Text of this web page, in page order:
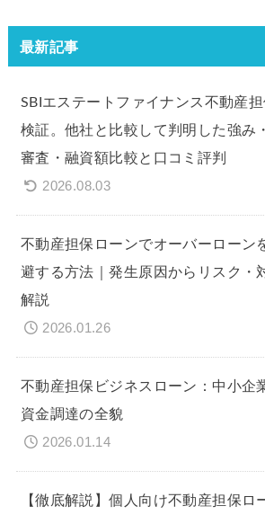
最新記事
SBIエステートファイナンス不動産
検証。他社と比較して判明した強み
審査・融資額比較と口コミ評判
2026.08.03
不動産担保ローンでオーバーローン
避する方法｜発生原因からリスク・
解説
2026.01.26
不動産担保ビジネスローン：中小企
資金調達の全貌
2026.01.14
【徹底解説】個人向け不動産担保ロ